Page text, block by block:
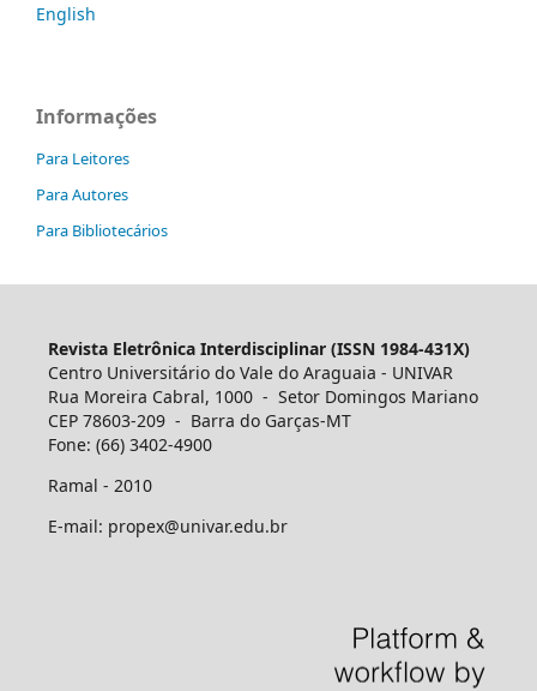
English
Informações
Para Leitores
Para Autores
Para Bibliotecários
Revista Eletrônica Interdisciplinar (ISSN 1984-431X)
Centro Universitário do Vale do Araguaia - UNIVAR
Rua Moreira Cabral, 1000 - Setor Domingos Mariano
CEP 78603-209 - Barra do Garças-MT
Fone: (66) 3402-4900
Ramal - 2010
E-mail: propex@univar.edu.br